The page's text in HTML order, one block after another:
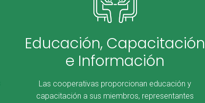
Educación, Capacitación
e Información
Las cooperativas proporcionan educación y
capacitación a sus miembros, representantes